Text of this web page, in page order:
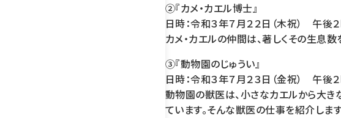
②『カメ・カエル博士』
日時：令和３年７月２２日（木祝） 午後２
カメ・カエルの仲間は、著しくその生息
③『動物園のじゅうい』
日時：令和３年７月２３日（金祝） 午後２
動物園の獣医は、小さなカエルから大
ています。そんな獣医の仕事を紹介します